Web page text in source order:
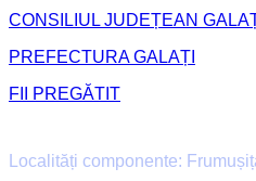
CONSILIUL JUDEȚEAN
PREFECTURA GALAȚI
FII PREGĂTIT
Localități componente: